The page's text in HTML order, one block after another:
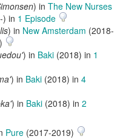
) in The New Nurses
) in 1 Episode
) in New Amsterdam (2018-
) in Baki (2018) in 1
) in Baki (2018) in 4
) in Baki (2018) in 2
Pure (2017-2019)